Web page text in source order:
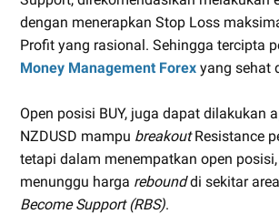
dengan menerapkan Stop Loss
Profit yang rasional. Sehingga tercipta
Money Management Forex yang sehat
Open posisi BUY, juga dapat dilakukan
NZDUSD mampu breakoutResistance
tetapi dalam menempatkan open
menunggu harga rebounddi sekitar area
Become Support (RBS).